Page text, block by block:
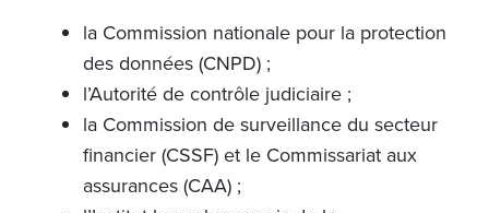
la Commission nationale pour la protection
des données (CNPD) ;
l’Autorité de contrôle judiciaire ;
la Commission de surveillance du secteur
financier (CSSF) et le Commissariat aux
assurances (CAA) ;